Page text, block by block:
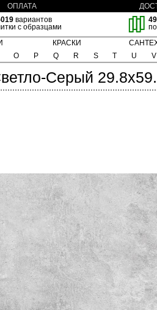
ОПЛАТА
вариантов
с образцами
КРАСКИ
O P Q R S T U V
Серый